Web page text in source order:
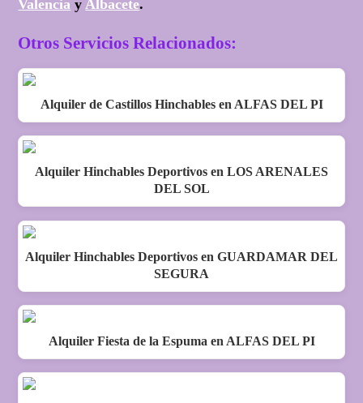
Valencia yAlbacete.
Otros Servicios Relacionados:
Alquiler de Castillos Hinchables en ALFAS DEL PI
Alquiler Hinchables Deportivos en LOS ARENALES
DEL SOL
Alquiler Hinchables Deportivos en GUARDAMAR DEL
SEGURA
Alquiler Fiesta de la Espuma en ALFAS DEL PI